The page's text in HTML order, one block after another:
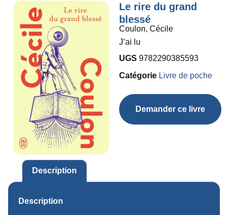
Le rire du grand
blessé
Coulon, Cécile
J’ai lu
UGS 9782290385593
Catégorie Livre de poche
Demander ce livre
Description
Description